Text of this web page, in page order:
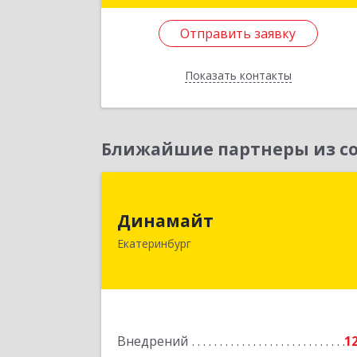
Отправить заявку
Показать контакты
дом № 94, оф.3А
Ближайшие партнеры из
Динамайт
Екатеринбург
Внедрений
Екатеринбург г, 8 Марта ул, дом № 4,